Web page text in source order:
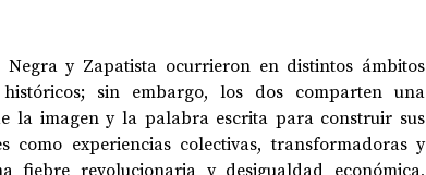
y Zapatista ocurrieron en distintos ámbitos
sin embargo, los dos comparten una
la imagen y la palabra escrita para construir sus
como experiencias colectivas, transformadoras y
fiebre revolucionaria y desigualdad económica,